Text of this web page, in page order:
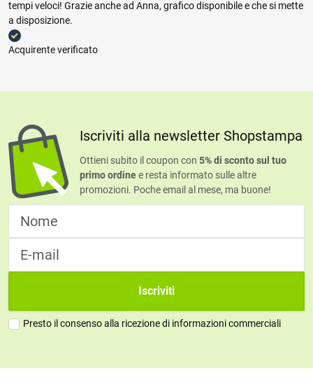
tempi veloci! Grazie anche ad Anna, grafico disponibile e che si mette
a disposizione.
Acquirente verificato
Iscriviti alla newsletter Shopstampa
Ottieni subito il coupon con 5% di sconto sul tuo
primo ordinee resta informato sulle altre
promozioni. Poche email al mese, ma buone!
Iscriviti
Presto il consenso alla ricezione di informazioni commerciali